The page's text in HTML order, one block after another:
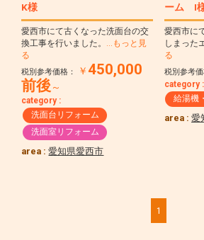
K様
愛西市にて古くなった洗面台の交
換工事を行いました。
…もっと見
る
税別参考価格： ￥ 450,000
前後～
category :
洗面台リフォーム
洗面室リフォーム
area :愛知県愛西市
ーム I
愛西市に
しまった
る
税別参考価
category :
給湯機
area :愛
1